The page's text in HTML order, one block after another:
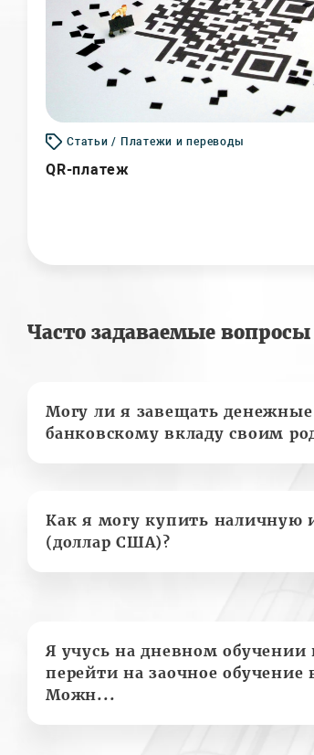
Статьи / Платежи и переводы
QR-платеж
Часто задаваемые вопросы
Могу ли я завещать денежные
банковскому вкладу своим
Как я могу купить наличную
(доллар США)?
Я учусь на дневном обучении
перейти на заочное
Можн...